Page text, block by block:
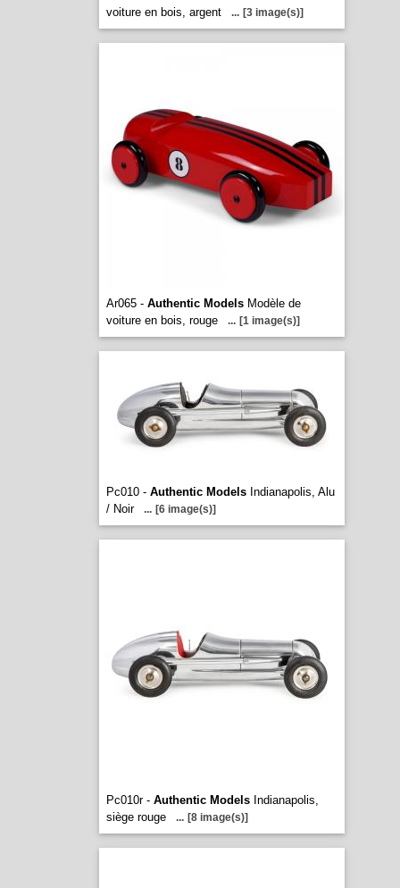
voiture en bois, argent
... [3 image(s)]
Ar065 - Authentic ModelsModèle de
voiture en bois, rouge
... [1 image(s)]
Pc010 - Authentic ModelsIndianapolis, Alu
/ Noir
... [6 image(s)]
Pc010r - Authentic ModelsIndianapolis,
siège rouge
... [8 image(s)]